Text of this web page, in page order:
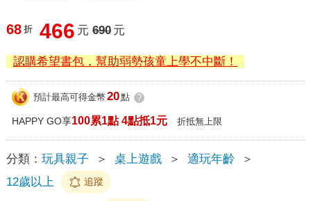
68 折 466 元 690 元
認購希望書包，幫助弱勢孩童上學不中斷！
預計最高可得金幣 20點 ?
HAPPY GO享100累1點 4點抵1元 折抵無上限
分類： 玩具親子 ＞ 桌上遊戲 ＞ 適玩年齡
＞
12歲以上
追蹤